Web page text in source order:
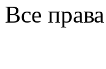
Все